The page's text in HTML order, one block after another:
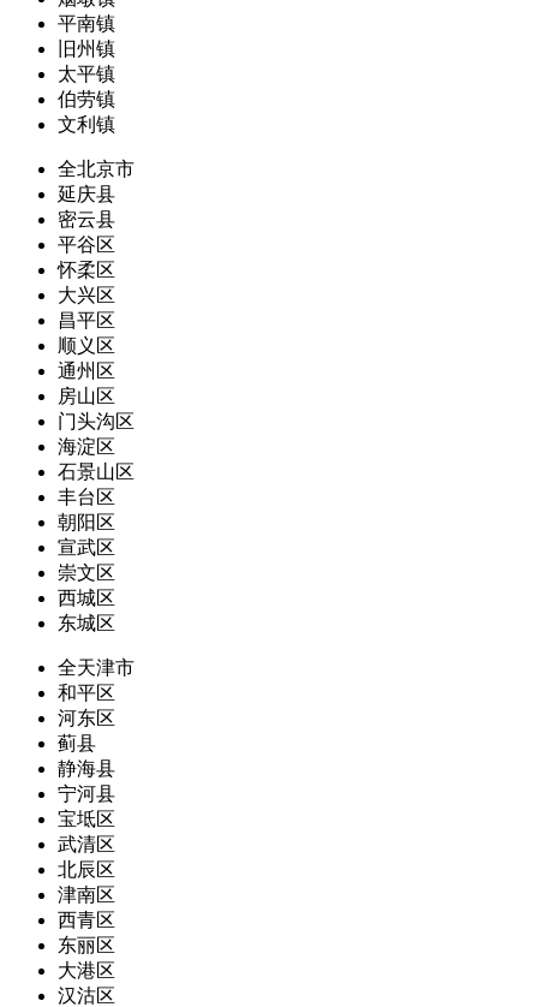
平南镇
旧州镇
太平镇
伯劳镇
文利镇
全北京市
延庆县
密云县
平谷区
怀柔区
大兴区
昌平区
顺义区
通州区
房山区
门头沟区
海淀区
石景山区
丰台区
朝阳区
宣武区
崇文区
西城区
东城区
全天津市
和平区
河东区
蓟县
静海县
宁河县
宝坻区
武清区
北辰区
津南区
西青区
东丽区
大港区
汉沽区